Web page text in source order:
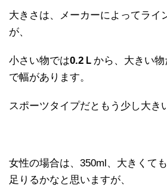
大きさは、メーカーによってライ
が、
小さい物では0.2Ｌ から、大きい物
で幅があります。
スポーツタイプだともう少し大き
女性の場合は、350ml、大きくて
足りるかなと思いますが、